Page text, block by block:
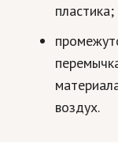
пластика;
воздух.